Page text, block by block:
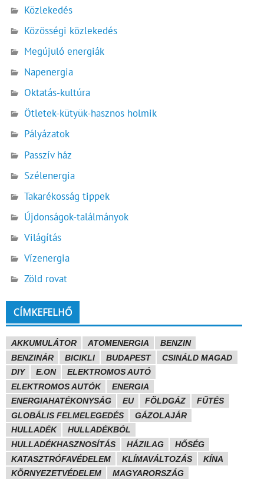
Közlekedés
Közösségi közlekedés
Megújuló energiák
Napenergia
Oktatás-kultúra
Ötletek-kütyük-hasznos holmik
Pályázatok
Passzív ház
Szélenergia
Takarékosság tippek
Újdonságok-találmányok
Világítás
Vízenergia
Zöld rovat
CÍMKEFELHŐ
AKKUMULÁTOR ATOMENERGIA
BENZIN
BENZINÁR
BICIKLI BUDAPEST
CSINÁLD MAGAD
DIY
E.ON
ELEKTROMOS AUTÓ
ELEKTROMOS AUTÓK
ENERGIA
ENERGIAHATÉKONYSÁG
EU FÖLDGÁZ
FŰTÉS
GLOBÁLIS FELMELEGEDÉS
GÁZOLAJÁR
HULLADÉK
HULLADÉKBÓL
HULLADÉKHASZNOSÍTÁS
HÁZILAG
HŐSÉG
KATASZTRÓFAVÉDELEM
KLÍMAVÁLTOZÁS
KÍNA
KÖRNYEZETVÉDELEM
MAGYARORSZÁG